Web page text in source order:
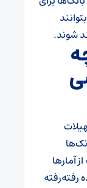
شوند.
آمارها